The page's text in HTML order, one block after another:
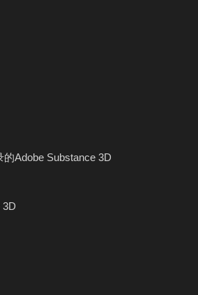
Adobe Substance 3D
3D